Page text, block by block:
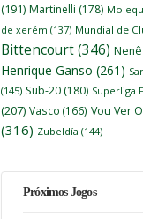
(191) Martinelli (178)
de xerém (137) Mundial de
Bittencourt(346) Nenê
Henrique Ganso (261)
(145) Sub-20 (180) Superliga
(207) Vasco (166) Vou Ver
(316) Zubeldía (144)
Próximos Jogos